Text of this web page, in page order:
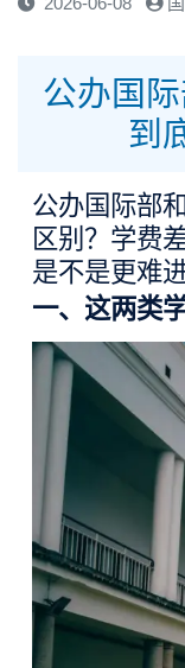
公办国
到
公办国际部
区别？学费
是不是更难
一、 这两类